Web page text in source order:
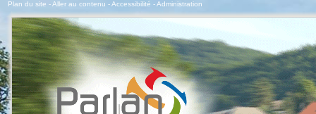
Plan du site -Aller au contenu -Accessibilité -Administration